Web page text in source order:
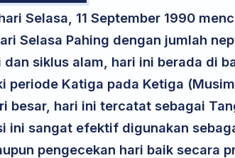
Selasa, 11 September 1990
Selasa Pahing dengan jumlah
siklus alam, hari ini berada di
periode Katiga pada Ketiga
besar, hari ini tercatat sebagai
ini sangat efektif digunakan
pengecekan hari baik secara